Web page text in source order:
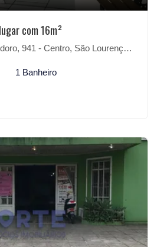
com 16m²
941 - Centro, São Lourenço do Sul-RS
1 Banheiro